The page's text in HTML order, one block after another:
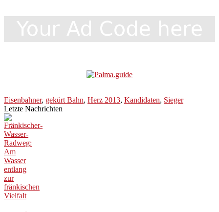
Eisenbahner, gekürt Bahn, Herz 2013, Kandidaten, Sieger
Letzte Nachrichten